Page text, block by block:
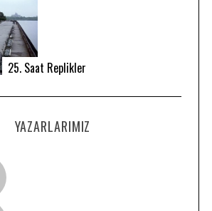
25. Saat Replikler
YAZARLARIMIZ